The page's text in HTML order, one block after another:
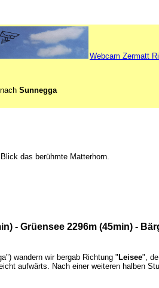
Webcam Zermatt
Sunnegga
das berühmte Matterhorn.
- Grüensee 2296m (45min) -
wandern wir bergab Richtung " Leisee",
aufwärts. Nach einer weiteren halben